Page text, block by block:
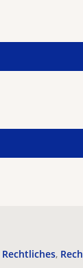
Rechtliches